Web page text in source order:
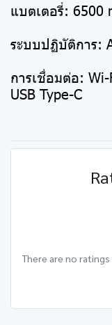
แบตเตอรี่: 6500
ระบบปฏิบัติการ:
การเชื่อมต่อ:
USB Type-C
There are no